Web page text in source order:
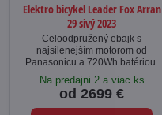
Elektro bicykel Leader Fox Arran
29 sivý 2023
Celoodpružený ebajk s
najsilenejším motorom od
Panasonicu a 720Wh batériou.
Na predajni 2 a viac ks
od 2699 €